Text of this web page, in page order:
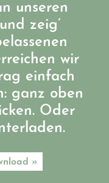
unseren
zeig’
wir
einfach
ganz oben
Oder
»